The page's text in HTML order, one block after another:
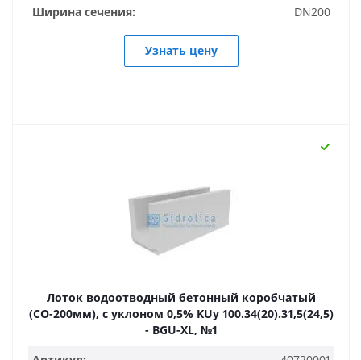
Ширина сечения:
DN200
Узнать цену
Лоток водоотводный бетонный коробчатый
(СО-200мм), с уклоном 0,5% KUу 100.34(20).31,5(24,5)
- BGU-XL, №1